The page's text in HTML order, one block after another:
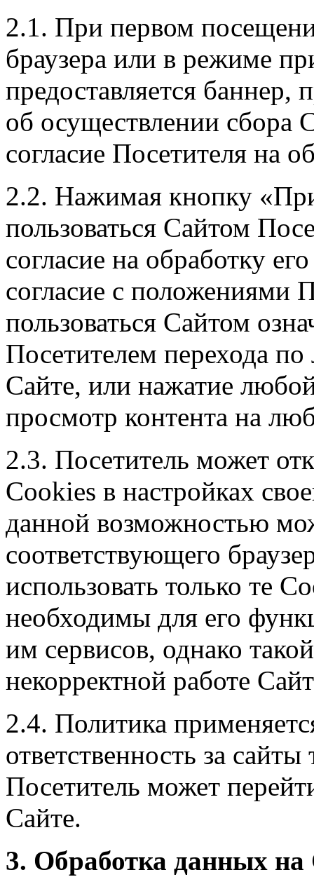
2.1. При первом
браузера или в режиме
предоставляется
об осуществлении
согласие Посетителя на
2.2. Нажимая кнопку
пользоваться Сайтом
согласие на обработку
согласие с положениями
пользоваться Сайтом
Посетителем перехода
Сайте, или нажатие
просмотр контента на
2.3. Посетитель может
Сookies в настройках
данной возможностью
соответствующего
использовать только те
необходимы для его
им сервисов, однако
некорректной работе
2.4. Политика
ответственность за
Посетитель может
Сайте.
3. Обработка данных на